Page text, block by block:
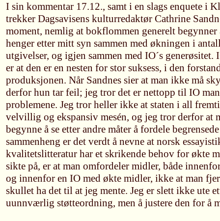
I sin kommentar 17.12., samt i en slags enquete i
trekker Dagsavisens kulturredaktør Cathrine
moment, nemlig at bokflommen generelt
henger etter mitt syn sammen med økningen i
utgivelser, og igjen sammen med IO´s generøsitet.
er at den er en nesten for stor suksess, i den
produksjonen. Når Sandnes sier at man ikke må
derfor hun tar feil; jeg tror det er nettopp til IO
problemene. Jeg tror heller ikke at staten i all
velvillig og ekspansiv mesén, og jeg tror derfor at
begynne å se etter andre måter å fordele
sammenheng er det verdt å nevne at norsk
kvalitetslitteratur har et skrikende behov for økte
sikte på, er at man omfordeler midler, både
og innenfor en IO med økte midler, ikke at man
skullet ha det til at jeg mente. Jeg er slett ikke ute
uunnværlig støtteordning, men å justere den for å